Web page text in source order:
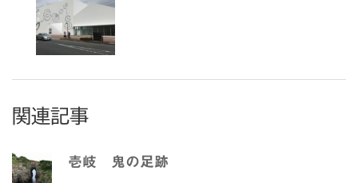
関連記事
壱岐 鬼の足跡